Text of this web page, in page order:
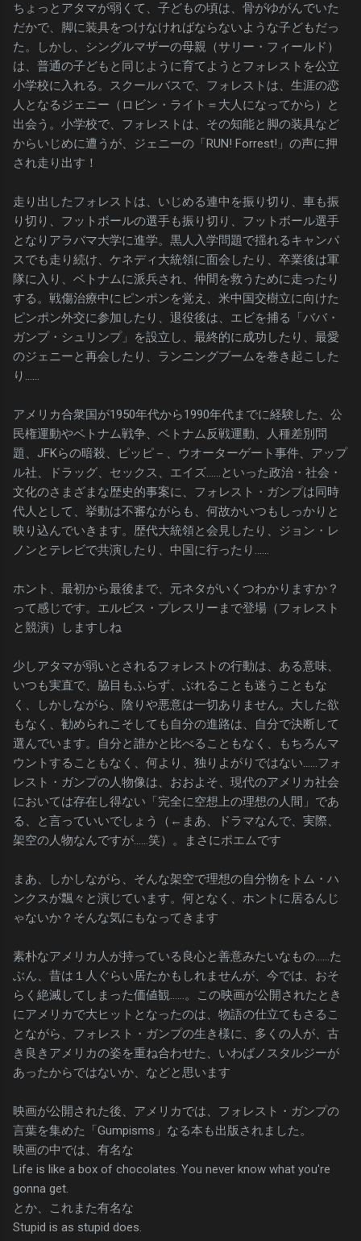
ちょっとアタマが弱くて、子どもの頃は、骨がゆがんでいた
だかで、脚に装具をつけなければならないような子どもだっ
た。しかし、シングルマザーの母親（サリー・フィールド）
は、普通の子どもと同じように育てようとフォレストを公立
小学校に入れる。スクールバスで、フォレストは、生涯の恋
人となるジェニー（ロビン・ライト＝大人になってから）と
出会う。小学校で、フォレストは、その知能と脚の装具など
からいじめに遭うが、ジェニーの「RUN! Forrest!」の声に押
され走り出す！
走り出したフォレストは、いじめる連中を振り切り、車も振
り切り、フットボールの選手も振り切り、フットボール選手
となりアラバマ大学に進学。黒人入学問題で揺れるキャンパ
スでも走り続け、ケネディ大統領に面会したり、卒業後は軍
隊に入り、ベトナムに派兵され、仲間を救うために走ったり
する。戦傷治療中にピンポンを覚え、米中国交樹立に向けた
ピンポン外交に参加したり、退役後は、エビを捕る「ババ・
ガンプ・シュリンプ」を設立し、最終的に成功したり、最愛
のジェニーと再会したり、ランニングブームを巻き起こした
り……
アメリカ合衆国が1950年代から1990年代までに経験した、公
民権運動やベトナム戦争、ベトナム反戦運動、人種差別問
題、JFKらの暗殺、ピッピ－、ウオーターゲート事件、アップ
ル社、ドラッグ、セックス、エイズ……といった政治・社会・
文化のさまざまな歴史的事案に、フォレスト・ガンプは同時
代人として、挙動は不審ながらも、何故かいつもしっかりと
映り込んでいきます。歴代大統領と会見したり、ジョン・レ
ノンとテレビで共演したり、中国に行ったり……
ホント、最初から最後まで、元ネタがいくつわかりますか？
って感じです。エルビス・プレスリーまで登場（フォレスト
と競演）しますしね
少しアタマが弱いとされるフォレストの行動は、ある意味、
いつも実直で、脇目もふらず、ぶれることも迷うこともな
く、しかしながら、陰りや悪意は一切ありません。大した欲
もなく、勧められこそしても自分の進路は、自分で決断して
選んでいます。自分と誰かと比べることもなく、もちろんマ
ウントすることもなく、何より、独りよがりではない……フォ
レスト・ガンプの人物像は、おおよそ、現代のアメリカ社会
においては存在し得ない「完全に空想上の理想の人間」であ
る、と言っていいでしょう（←まあ、ドラマなんで、実際、
架空の人物なんですが……笑）。まさにポエムです
まあ、しかしながら、そんな架空で理想の自分物をトム・ハ
ンクスが飄々と演じています。何となく、ホントに居るんじ
ゃないか？そんな気にもなってきます
素朴なアメリカ人が持っている良心と善意みたいなもの……た
ぶん、昔は１人ぐらい居たかもしれませんが、今では、おそ
らく絶滅してしまった価値観……。この映画が公開されたとき
にアメリカで大ヒットとなったのは、物語の仕立てもさるこ
とながら、フォレスト・ガンプの生き様に、多くの人が、古
き良きアメリカの姿を重ね合わせた、いわばノスタルジーが
あったからではないか、などと思います
映画が公開された後、アメリカでは、フォレスト・ガンプの
言葉を集めた「Gumpisms」なる本も出版されました。
映画の中では、有名な
Life is like a box of chocolates. You never know what you're
gonna get.
とか、これまた有名な
Stupid is as stupid does.